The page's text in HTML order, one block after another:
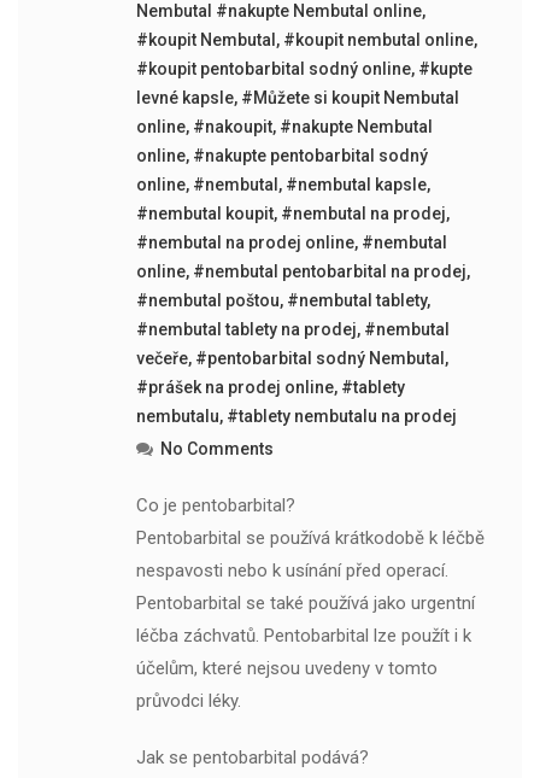
Nembutal #nakupte Nembutal online,
#koupit Nembutal , #koupit nembutal online,
#koupit pentobarbital sodný online, #kupte
levné kapsle, #Můžete si koupit Nembutal
online, #nakoupit, #nakupte Nembutal
online, #nakupte pentobarbital sodný
online, #nembutal , #nembutal kapsle,
#nembutal koupit, #nembutal na prodej,
#nembutal na prodej online, #nembutal
online, #nembutal pentobarbital na prodej,
#nembutal poštou, #nembutal tablety,
#nembutal tablety na prodej, #nembutal
večeře, #pentobarbital sodný Nembutal ,
#prášek na prodej online, #tablety
nembutalu, #tablety nembutalu na prodej
No Comments
Co je pentobarbital?
Pentobarbital se používá krátkodobě k léčbě
nespavosti nebo k usínání před operací.
Pentobarbital se také používá jako urgentní
léčba záchvatů. Pentobarbital lze použít i k
účelům, které nejsou uvedeny v tomto
průvodci léky.
Jak se pentobarbital podává?